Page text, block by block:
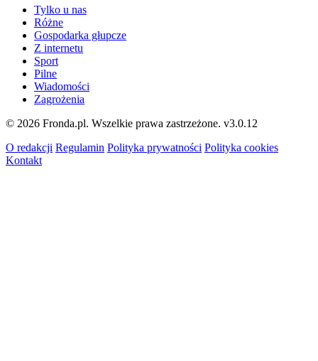
Tylko u nas
Różne
Gospodarka głupcze
Z internetu
Sport
Pilne
Wiadomości
Zagrożenia
© 2026 Fronda.pl. Wszelkie prawa zastrzeżone. v3.0.12
O redakcji Regulamin Polityka prywatności Polityka cookies
Kontakt